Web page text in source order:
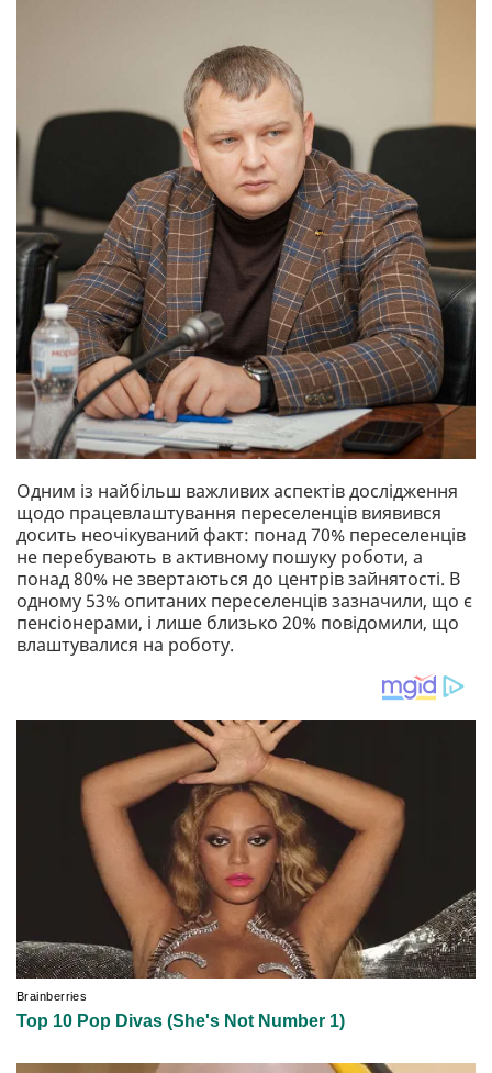
Одним із найбільш важливих аспектів дослідження
щодо працевлаштування переселенців виявився
досить неочікуваний факт: понад 70% переселенців
не перебувають в активному пошуку роботи, а
понад 80% не звертаються до центрів зайнятості. В
одному 53% опитаних переселенців зазначили, що є
пенсіонерами, і лише близько 20% повідомили, що
влаштувалися на роботу.